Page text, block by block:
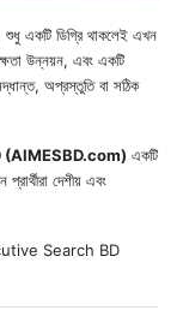
শুধু একটি ডিগ্রি থাকলেই এখন
উন্নয়ন, এবং একটি
অপ্রস্তুতি বা সঠিক
একটি
দেশীয় এবং
Search BD